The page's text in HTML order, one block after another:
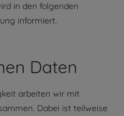
in den folgenden
informiert.
Daten
arbeiten wir mit
Dabei ist teilweise